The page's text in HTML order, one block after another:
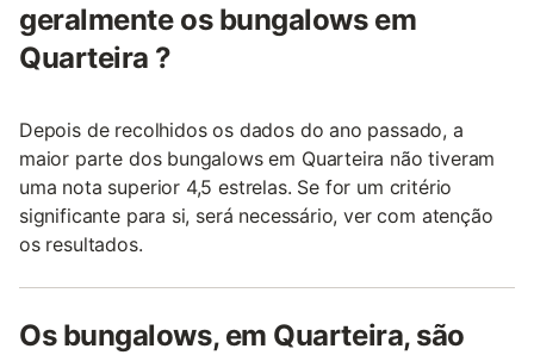
geralmente os bungalows em
Quarteira ?
Depois de recolhidos os dados do ano passado, a
maior parte dos bungalows em Quarteira não tiveram
uma nota superior 4,5 estrelas. Se for um critério
significante para si, será necessário, ver com atenção
os resultados.
Os bungalows, em Quarteira, são